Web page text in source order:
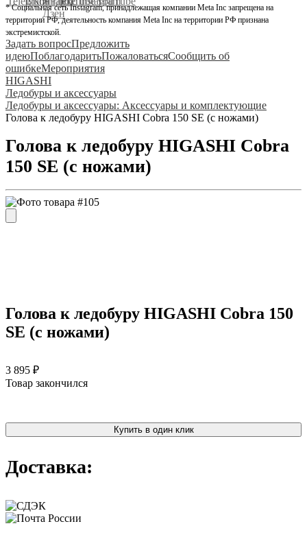
* Социальная сеть Instagram, принадлежащая компании Meta Inc запрещена на
территории РФ, деятельность компания Meta Inc на территории РФ признана
экстремистской.
Задать вопросПредложить
идеюПоблагодаритьПожаловатьсяСообщить об
ошибкеМероприятия
HIGASHI
Ледобуры и аксессуары
Ледобуры и аксессуары: Аксессуары и комплектующие
Голова к ледобуру HIGASHI Cobra 150 SE (с ножами)
Голова к ледобуру HIGASHI Cobra
150 SE (с ножами)
Голова к ледобуру HIGASHI Cobra 150
SE (с ножами)
3 895 ₽
Товар закончился
Купить в один клик
Доставка: